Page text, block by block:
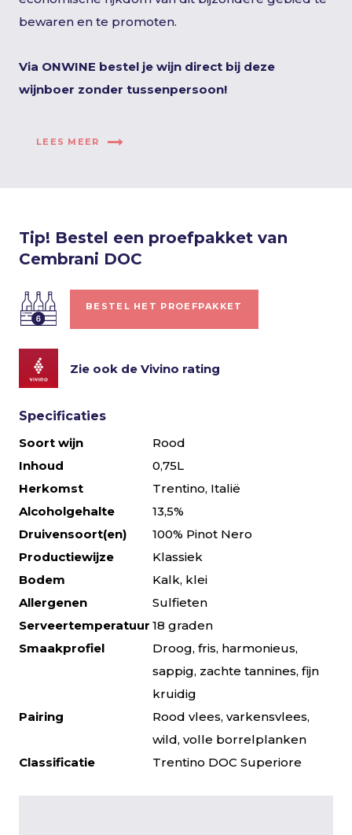
bewaren en te promoten.
Via ONWINE bestel je wijn direct bij deze
wijnboer zonder tussenpersoon!
LEES MEER
Tip! Bestel een proefpakket van
Cembrani DOC
BESTEL HET PROEFPAKKET
Zie ook de Vivino rating
Specificaties
Soort wijn
Rood
Inhoud
0,75L
Herkomst
Trentino, Italië
Alcoholgehalte
13,5%
Druivensoort(en)
100% Pinot Nero
Productiewijze
Klassiek
Bodem
Kalk, klei
Allergenen
Sulfieten
Serveertemperatuur 18 graden
Smaakprofiel
Droog, fris, harmonieus,
sappig, zachte tannines, fijn
kruidig
Pairing
Rood vlees, varkensvlees,
wild, volle borrelplanken
Classificatie
Trentino DOC Superiore